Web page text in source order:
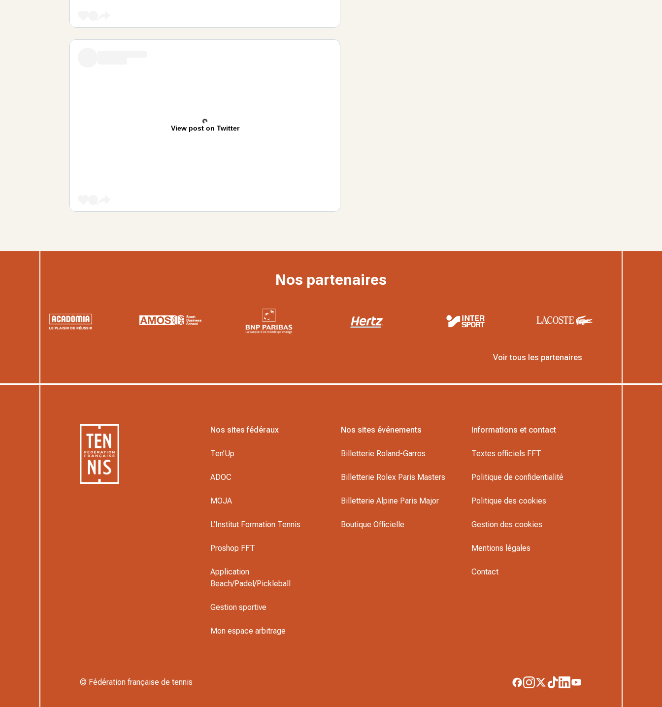
View post on Twitter
Nos partenaires
Voir tous les partenaires
Nos sites fédéraux
Ten’Up
ADOC
MOJA
L’Institut Formation Tennis
Proshop FFT
Application
Beach/Padel/Pickleball
Gestion sportive
Mon espace arbitrage
Nos sites événements
Billetterie Roland-Garros
Billetterie Rolex Paris Masters
Billetterie Alpine Paris Major
Boutique Officielle
Informations et contact
Textes officiels FFT
Politique de confidentialité
Politique des cookies
Gestion des cookies
Mentions légales
Contact
© Fédération française de tennis